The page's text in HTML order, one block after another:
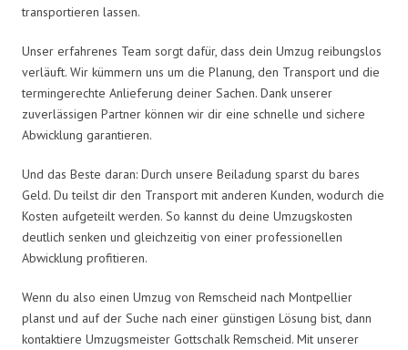
transportieren lassen.
Unser erfahrenes Team sorgt dafür, dass dein Umzug reibungslos
verläuft. Wir kümmern uns um die Planung, den Transport und die
termingerechte Anlieferung deiner Sachen. Dank unserer
zuverlässigen Partner können wir dir eine schnelle und sichere
Abwicklung garantieren.
Und das Beste daran: Durch unsere Beiladung sparst du bares
Geld. Du teilst dir den Transport mit anderen Kunden, wodurch die
Kosten aufgeteilt werden. So kannst du deine Umzugskosten
deutlich senken und gleichzeitig von einer professionellen
Abwicklung profitieren.
Wenn du also einen Umzug von Remscheid nach Montpellier
planst und auf der Suche nach einer günstigen Lösung bist, dann
kontaktiere Umzugsmeister Gottschalk Remscheid. Mit unserer